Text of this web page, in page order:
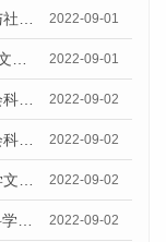
8月27日《广州日报客户端》报道我院与社会科学文献出版社联合发布《广州蓝皮书：广州社会发展报告（2022）》的媒体采访 2022-09-01
8月29日《花城+》报道我院与社会科学文献出版社联合发布《广州蓝皮书：广州社会发展报告（2022）》的媒体采访 2022-09-01
8月29日《中国发展网》报道我院与社会科学文献出版社联合发布《广州蓝皮书：广州文化产业发展报告（2022）》的媒体文章 2022-09-02
8月29日《中国发展网》报道我院与社会科学文献出版社联合发布《广州蓝皮书：广州文化产业发展报告（2022）》的媒体文章 2022-09-02
8月29日《大洋网》报道我院与社会科学文献出版社联合发布《广州蓝皮书：广州文化产业发展报告（2022）》的媒体文章 2022-09-02
8月29日《南方Plus》报道我院与社会科学文献出版社联合发布《广州蓝皮书：广州文化产业发展报告（2022）》的媒体文章 2022-09-02